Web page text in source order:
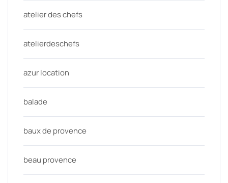
atelier des chefs
atelierdeschefs
azur location
balade
baux de provence
beau provence